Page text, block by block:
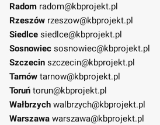
Radom radom@kbprojekt.pl
Rzeszów rzeszow@kbprojekt.pl
Siedlce siedlce@kbprojekt.pl
Sosnowiec sosnowiec@kbprojekt.pl
Szczecin szczecin@kbprojekt.pl
Tarnów tarnow@kbprojekt.pl
Toruń torun@kbprojekt.pl
Wałbrzych walbrzych@kbprojekt.pl
Warszawa warszawa@kbprojekt.pl